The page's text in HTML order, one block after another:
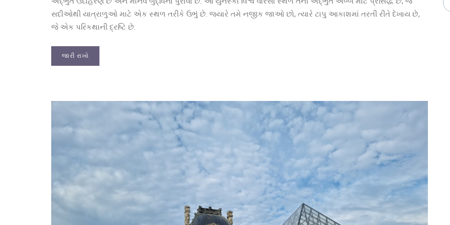
સદીઓથી યાત્રાળુઓ માટે એક સ્થળ તરીકે ઉભું છે. જ્યારે તમે નજીક જાઓ છો, ત્યારે ટાપુ આકાશમાં તરતી રીતે દેખાય છે,
જે એક પરિકથાની દ્રષ્ટિ છે.
જારી રાખો